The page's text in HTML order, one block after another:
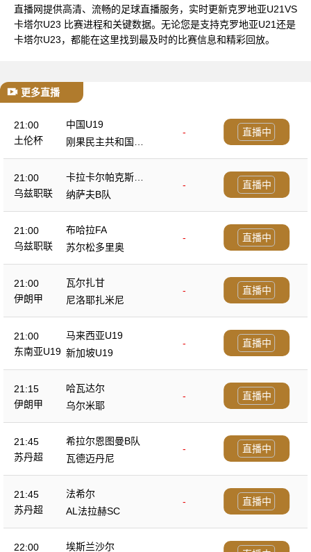
直播网提供高清、流畅的足球直播服务，实时更新克罗地亚U21VS
卡塔尔U23 比赛进程和关键数据。无论您是支持克罗地亚U21还是
卡塔尔U23，都能在这里找到最及时的比赛信息和精彩回放。
更多直播
21:00
土伦杯
中国U19
-
刚果民主共和国U2
3
直播中
21:00
乌兹职联
卡拉卡尔帕克斯坦F
A
-
纳萨夫B队
直播中
21:00
乌兹职联
布哈拉FA
-
苏尔松多里奥
直播中
21:00
伊朗甲
瓦尔扎甘
-
尼洛耶扎米尼
直播中
21:00
东南亚U19
马来西亚U19
-
新加坡U19
直播中
21:15
伊朗甲
哈瓦达尔
-
乌尔米耶
直播中
21:45
苏丹超
希拉尔恩图曼B队
-
瓦德迈丹尼
直播中
21:45
苏丹超
法希尔
-
AL法拉赫SC
直播中
22:00
埃斯兰沙尔